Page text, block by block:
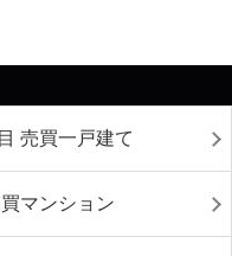
売買一戸建て
マンション